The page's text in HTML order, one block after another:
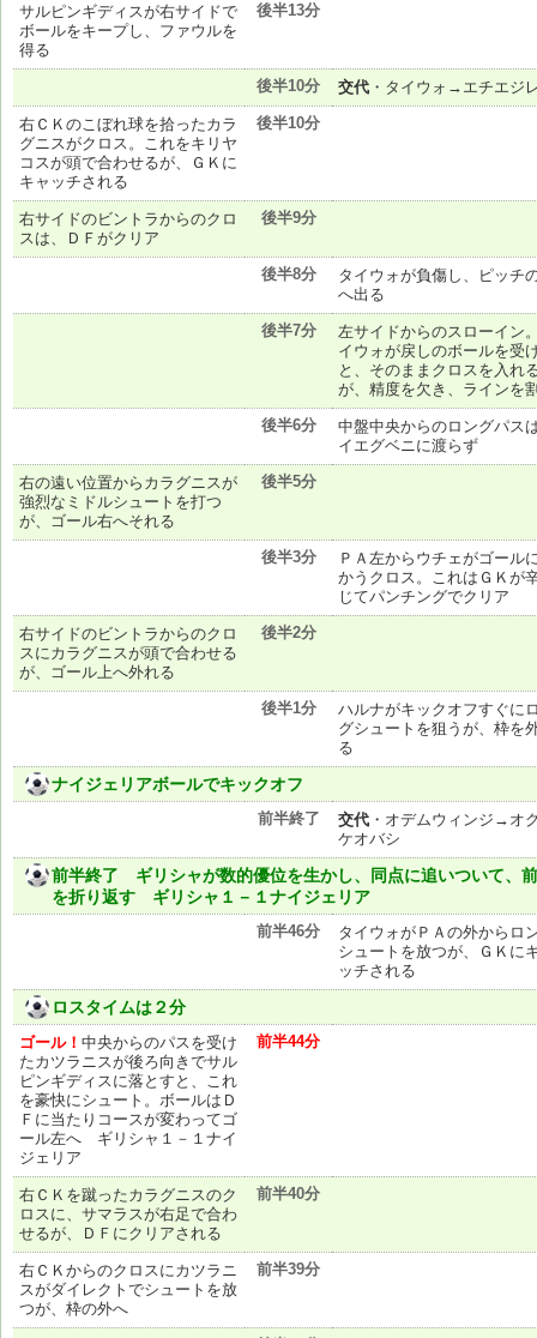
サルピンギディスが右サイドで
ボールをキープし、ファウルを
得る
後半13分
後半10分 交代 ・タイウォ→エチエジ
右ＣＫのこぼれ球を拾ったカラ
グニスがクロス。これをキリヤ
コスが頭で合わせるが、ＧＫに
キャッチされる
後半10分
右サイドのビントラからのクロ
スは、ＤＦがクリア
後半9分
後半8分
タイウォが負傷し、ピッチ
へ出る
後半7分
左サイドからのスローイン
イウォが戻しのボールを受
と、そのままクロスを入れ
が、精度を欠き、ラインを
後半6分
中盤中央からのロングパス
イエグベニに渡らず
右の遠い位置からカラグニスが
強烈なミドルシュートを打つ
が、ゴール右へそれる
後半5分
後半3分
ＰＡ左からウチェがゴール
かうクロス。これはＧＫが
じてパンチングでクリア
右サイドのビントラからのクロ
スにカラグニスが頭で合わせる
が、ゴール上へ外れる
後半2分
後半1分
ハルナがキックオフすぐに
グシュートを狙うが、枠を
る
ナイジェリアボールでキックオフ
前半終了 交代 ・オデムウィンジ→オ
ケオバシ
前半終了 ギリシャが数的優位を生かし、同点に追いついて、
を折り返す ギリシャ１－１ナイジェリア
前半46分
タイウォがＰＡの外からロ
シュートを放つが、ＧＫに
ッチされる
ロスタイムは２分
ゴール！ 中央からのパスを受け
たカツラニスが後ろ向きでサル
ピンギディスに落とすと、これ
を豪快にシュート。ボールはＤ
Ｆに当たりコースが変わってゴ
ール左へ ギリシャ１－１ナイ
ジェリア
前半44分
右ＣＫを蹴ったカラグニスのク
ロスに、サマラスが右足で合わ
せるが、ＤＦにクリアされる
前半40分
右ＣＫからのクロスにカツラニ
スがダイレクトでシュートを放
つが、枠の外へ
前半39分